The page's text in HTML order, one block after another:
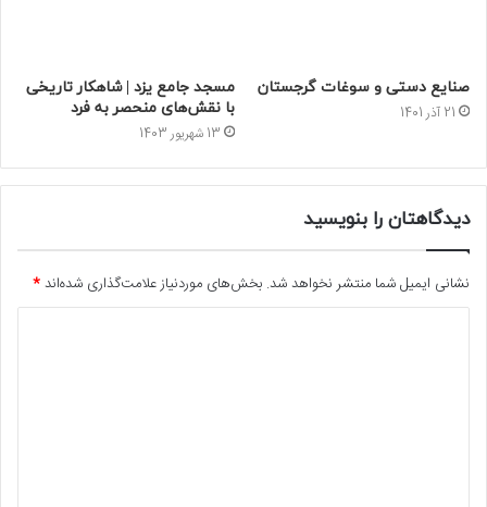
صنایع دستی و سوغات گرجستان
21 آذر 1401
مسجد جامع یزد | شاهکار تاریخی
با نقش‌های منحصر به فرد
13 شهریور 1403
دیدگاهتان را بنویسید
نشانی ایمیل شما منتشر نخواهد شد. بخش‌های موردنیاز علامت‌گذاری شده‌اند*